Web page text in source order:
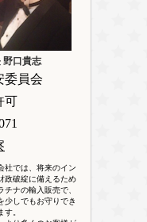
野口貴志
委員会
可
社では、将来のイン
政破綻に備えるため
チナの輸入販売で、
少しでもお守りでき
。